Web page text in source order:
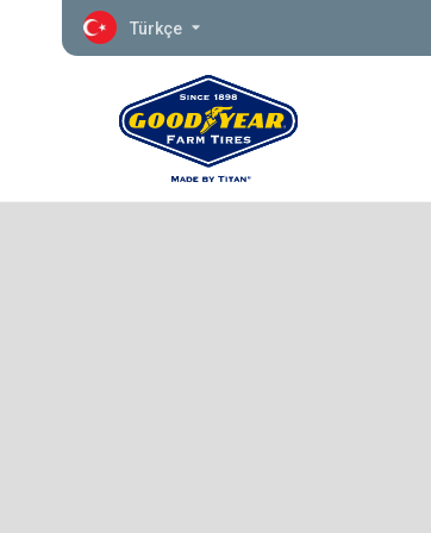
Türkçe